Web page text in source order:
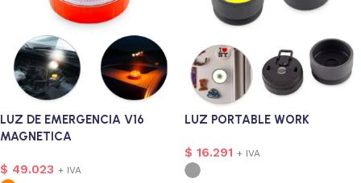
LUZ DE EMERGENCIA V16
MAGNETICA
$ 49.023 + IVA
LUZ PORTABLE WORK
$ 16.291 + IVA